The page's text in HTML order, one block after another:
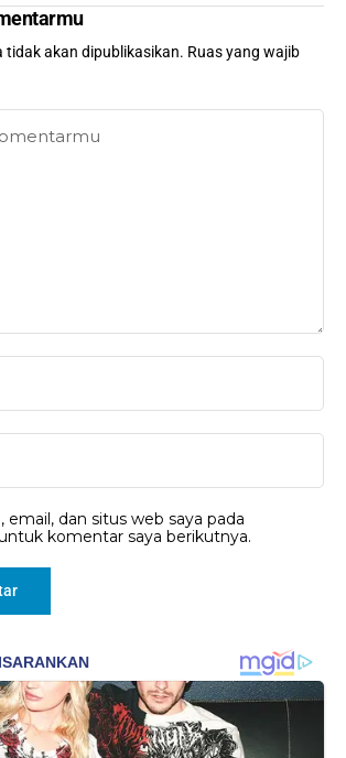
tidak akan dipublikasikan. Ruas yang wajib
email, dan situs web saya pada
komentar saya berikutnya.